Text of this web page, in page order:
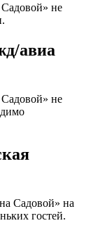
не
авиа
не
Садовой» на
гостей.